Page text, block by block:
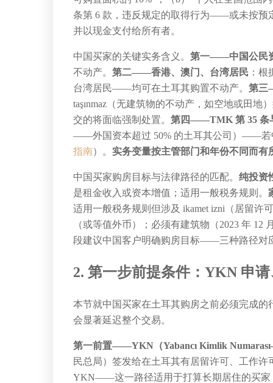
条第 6 款，违反规定的取得行为——或未按预
并以现金支付给所有者。
中国买家的关键实务含义。 第一——中国公民
不动产。 第二——香港、澳门、台湾居民 ：
台湾居民——均可在土耳其购置不动产。 第三
taşınmaz（无建筑物的不动产，如空地或田
交的将面临强制处置。 第四——TMK 第 35 条
——外国资本超过 50% 的土耳其公司）——若
指南）。 实务变量按主管部门和年份不同而有
中国买家购房目标与法律路径的匹配。 纯投资
是租金收入或资本增值；适用一般税务规则。
适用一般税务规则但涉及 ikamet izni（居留许
（或等值外币）；必须有建筑物（2023 年
段建议中国客户明确购房目标——三种路径对
2. 第一步前提条件：YKN 申
本节就中国买家在土耳其购房之前必须完成
会显著延迟整个交易。
第一前置——YKN（Yabancı Kimlik
民总局）签发给在土耳其有居留许可、工作许
YKN——这一路径适用于打算长期居住的买家